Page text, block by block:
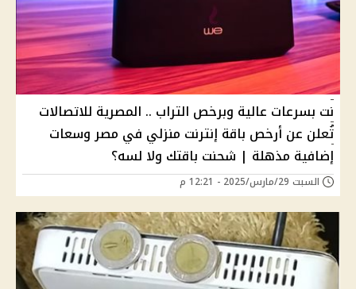
نت بسرعات عالية وبرخص التراب .. المصرية للاتصالات
تُعلن عن أرخص باقة إنترنت منزلي في مصر وسعات
إضافية مذهلة | شحنت باقتك ولا لسه؟
السبت 29/مارس/2025 - 12:21 م